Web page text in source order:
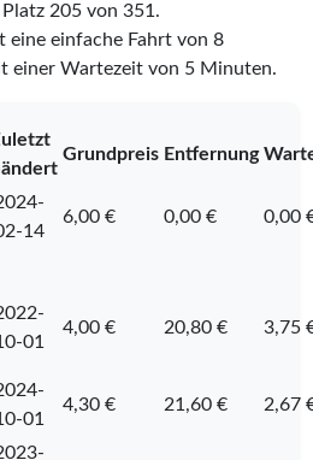
205 von 351.
eine einfache Fahrt von 8
einer Wartezeit von 5 Minuten.
Grundpreis Entfernung
14
6,00 € 0,00 € 0,00
01
4,00 € 20,80 € 3,75
01
4,30 € 21,60 € 2,67